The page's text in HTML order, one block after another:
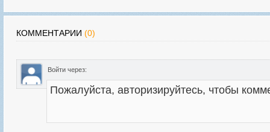
КОММЕНТАРИИ (0)
Войти через: